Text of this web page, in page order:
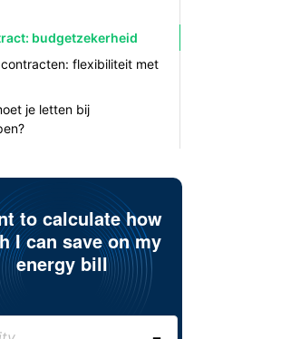
budgetzekerheid
flexibiliteit met
je letten bij
to calculate how
I can save on my
energy bill